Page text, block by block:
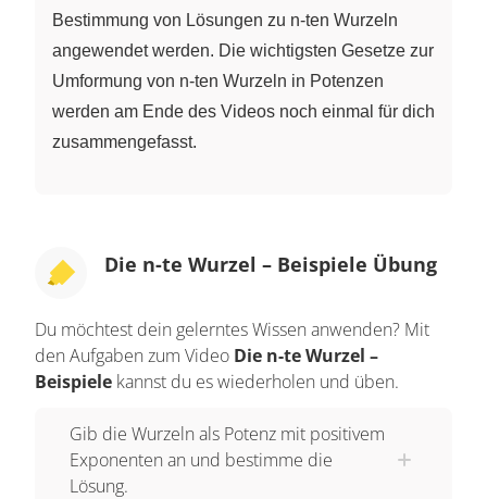
Bestimmung von Lösungen zu n-ten Wurzeln
angewendet werden. Die wichtigsten Gesetze zur
Umformung von n-ten Wurzeln in Potenzen
werden am Ende des Videos noch einmal für dich
zusammengefasst.
Die n-te Wurzel – Beispiele Übung
Du möchtest dein gelerntes Wissen anwenden? Mit
den Aufgaben zum Video Die n-te Wurzel –
Beispiele kannst du es wiederholen und üben.
Gib die Wurzeln als Potenz mit positivem
Exponenten an und bestimme die
Lösung.